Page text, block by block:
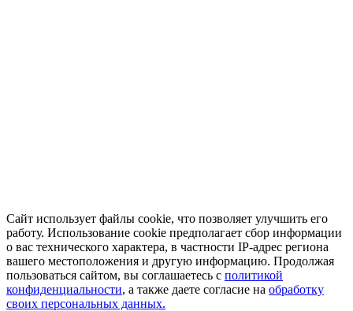
Сайт использует файлы cookie, что позволяет улучшить его
работу. Использование cookie предполагает сбор информации
о вас технического характера, в частности IP-адрес региона
вашего местоположения и другую информацию. Продолжая
пользоваться сайтом, вы соглашаетесь с политикой
конфиденциальности, а также даете согласие на обработку
своих персональных данных.